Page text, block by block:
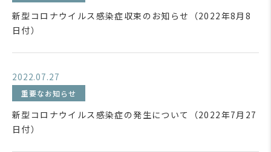
新型コロナウイルス感染症収束のお知らせ（2022年8月8
日付）
2022.07.27
重要なお知らせ
新型コロナウイルス感染症の発生について（2022年7月27
日付）